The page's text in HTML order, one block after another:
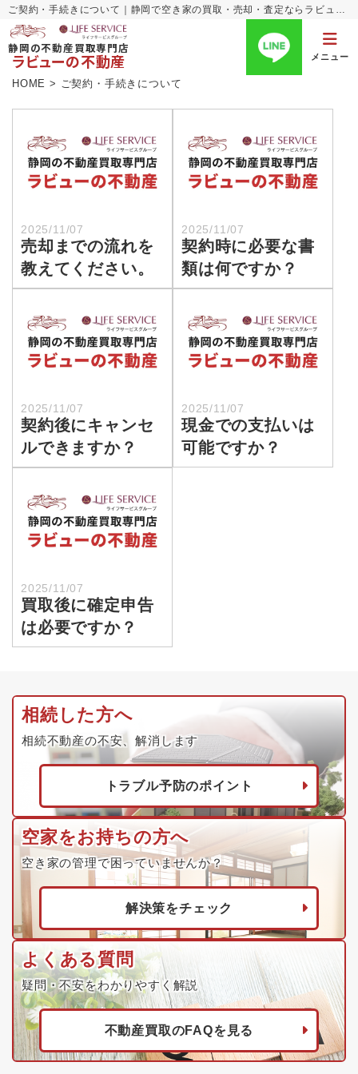
ご契約・手続きについて｜静岡で空き家の買取・売却・査定ならラビューの不動産
静岡の不動産買取専門店
ラビューの不動産 メニュー
HOME > ご契約・手続きについて
2025/11/07
売却までの流れを
教えてください。
2025/11/07
契約時に必要な書
類は何ですか？
2025/11/07
契約後にキャンセ
ルできますか？
2025/11/07
現金での支払いは
可能ですか？
2025/11/07
買取後に確定申告
は必要ですか？
相続した方へ
相続不動産の不安、解消します
トラブル予防のポイント
空家をお持ちの方へ
空き家の管理で困っていませんか？
解決策をチェック
よくある質問
疑問・不安をわかりやすく解説
不動産買取のFAQを見る